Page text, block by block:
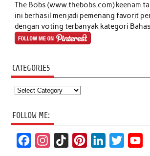
The Bobs (www.thebobs.com) keenam
ini berhasil menjadi pemenang favorit
dengan voting terbanyak kategori
CATEGORIES
Categories
FOLLOW ME: